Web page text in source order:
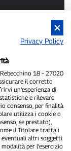
de Pavia.
de IVA
Federico Benedusi.
no P300.it"
Privacy Policy
18 – 27020
il corretto
un’esperienza di
e rilevare
consenso, per finalità
utilizza i cookie o
se prestato),
il Titolare tratta i
altri soggetti
per l’esercizio